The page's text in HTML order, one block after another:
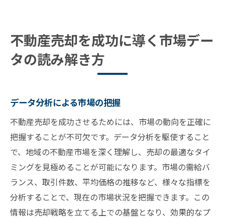
不動産売却を成功に導く市場デー
タの読み解き方
データ分析による市場の把握
不動産売却を成功させるためには、市場の動向を正確に
把握することが不可欠です。データ分析を駆使すること
で、地域の不動産市場を深く理解し、売却の最適なタイ
ミングを見極めることが可能になります。市場の需給バ
ランス、取引件数、平均価格の推移など、様々な指標を
分析することで、現在の市場状況を把握できます。この
情報は売却戦略を立てる上での基盤となり、効果的なプ